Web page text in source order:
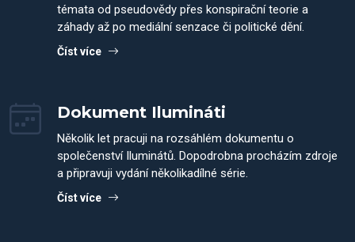
témata od pseudovědy přes konspirační teorie a
záhady až po mediální senzace či politické dění.
Číst více
Dokument Ilumináti
Několik let pracuji na rozsáhlém dokumentu o
společenství Iluminátů. Dopodrobna procházím zdroje
a připravuji vydání několikadílné série.
Číst více